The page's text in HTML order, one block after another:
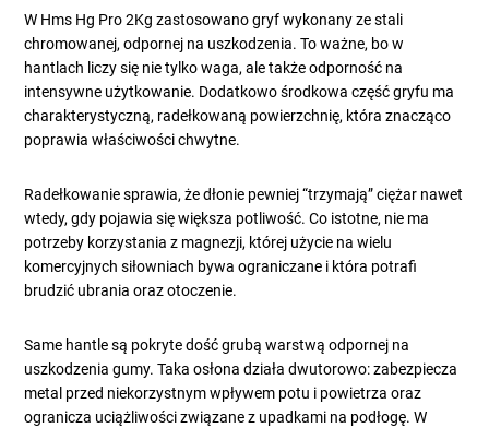
W Hms Hg Pro 2Kg zastosowano gryf wykonany ze stali
chromowanej, odpornej na uszkodzenia. To ważne, bo w
hantlach liczy się nie tylko waga, ale także odporność na
intensywne użytkowanie. Dodatkowo środkowa część gryfu ma
charakterystyczną, radełkowaną powierzchnię, która znacząco
poprawia właściwości chwytne.
Radełkowanie sprawia, że dłonie pewniej “trzymają” ciężar nawet
wtedy, gdy pojawia się większa potliwość. Co istotne, nie ma
potrzeby korzystania z magnezji, której użycie na wielu
komercyjnych siłowniach bywa ograniczane i która potrafi
brudzić ubrania oraz otoczenie.
Same hantle są pokryte dość grubą warstwą odpornej na
uszkodzenia gumy. Taka osłona działa dwutorowo: zabezpiecza
metal przed niekorzystnym wpływem potu i powietrza oraz
ogranicza uciążliwości związane z upadkami na podłogę. W